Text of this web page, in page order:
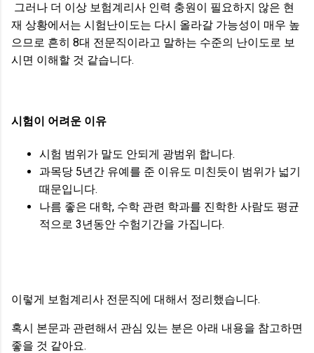
그러나 더 이상 보험계리사 인력 충원이 필요하지 않은 현
재 상황에서는 시험난이도는 다시 올라갈 가능성이 매우 높
으므로 흔히 8대 전문직이라고 말하는 수준의 난이도로 보
시면 이해할 것 같습니다.
시험이 어려운 이유
시험 범위가 말도 안되게 광범위 합니다.
과목당 5년간 유예를 준 이유도 미친듯이 범위가 넓기
때문입니다.
나름 좋은 대학, 수학 관련 학과를 진학한 사람도 평균
적으로 3년동안 수험기간을 가집니다.
이렇게 보험계리사 전문직에 대해서 정리했습니다.
혹시 본문과 관련해서 관심 있는 분은 아래 내용을 참고하면
좋을 것 같아요.